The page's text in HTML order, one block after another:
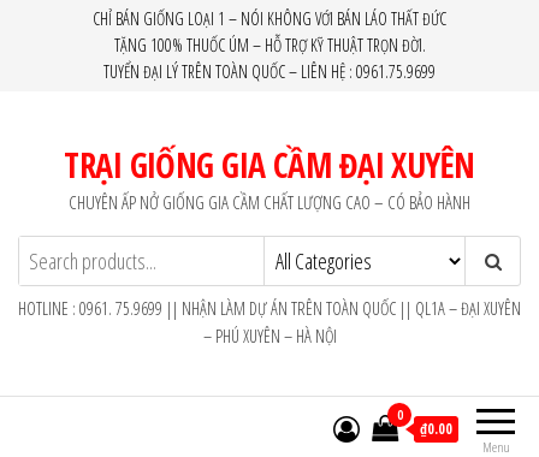
CHỈ BÁN GIỐNG LOẠI 1 – NÓI KHÔNG VỚI BÁN LÁO THẤT ĐỨC
TẶNG 100% THUỐC ÚM – HỖ TRỢ KỸ THUẬT TRỌN ĐỜI.
TUYỂN ĐẠI LÝ TRÊN TOÀN QUỐC – LIÊN HỆ : 0961.75.9699
TRẠI GIỐNG GIA CẦM ĐẠI XUYÊN
CHUYÊN ẤP NỞ GIỐNG GIA CẦM CHẤT LƯỢNG CAO – CÓ BẢO HÀNH
HOTLINE : 0961. 75.9699 || NHẬN LÀM DỰ ÁN TRÊN TOÀN QUỐC || QL1A – ĐẠI XUYÊN
– PHÚ XUYÊN – HÀ NỘI
Menu
0
₫0.00